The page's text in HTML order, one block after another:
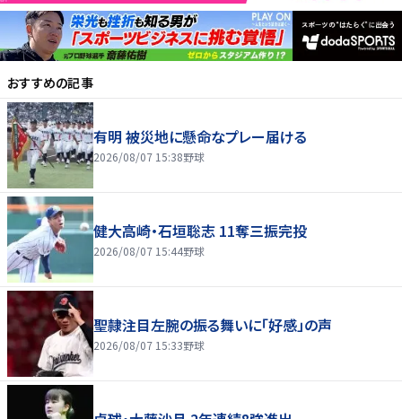
おすすめの記事
有明 被災地に懸命なプレー届ける
2026/08/07 15:38野球
健大高崎・石垣聡志 11奪三振完投
2026/08/07 15:44野球
聖隷注目左腕の振る舞いに「好感」の声
2026/08/07 15:33野球